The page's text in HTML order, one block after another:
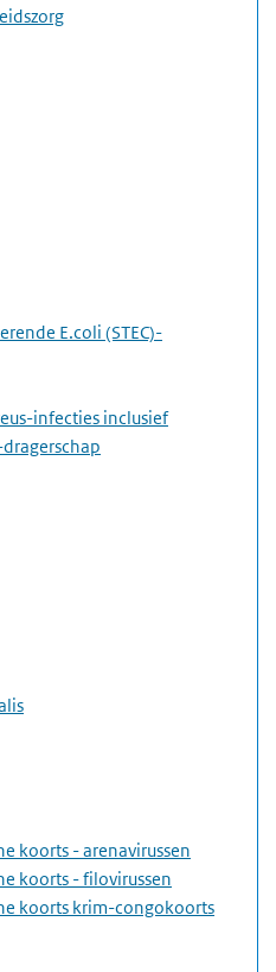
E.coli (STEC)-
infecties inclusief
koorts - arenavirussen
koorts - filovirussen
koorts krim-congokoorts